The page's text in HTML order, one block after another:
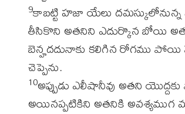
9కాబట్టి హజా యేలు
తీసికొని అతనిని ఎదుర్కొన బోయి
బెన్హదదునాకు కలిగిన రోగము పోయి
చెప్పెను.
10అప్పుడు ఎలీషానీవు అతని
అయినప్పటికిని అతనికి